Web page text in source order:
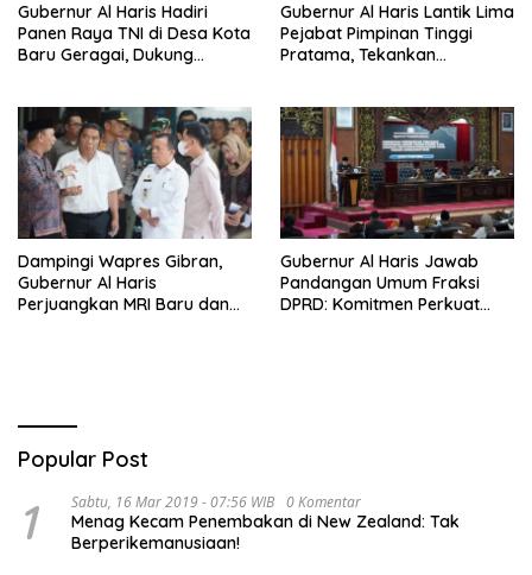
Gubernur Al Haris Hadiri
Panen Raya TNI di Desa Kota
Baru Geragai, Dukung
Gubernur Al Haris Lantik Lima
Pejabat Pimpinan Tinggi
Pratama, Tekankan
Integritas
Dampingi Wapres Gibran,
Gubernur Al Haris
Perjuangkan MRI Baru dan
Gubernur Al Haris Jawab
Pandangan Umum Fraksi
DPRD: Komitmen Perkuat
Popular Post
1 Sabtu, 16 Mar 2019 - 07:56 WIB 0 Komentar
Menag Kecam Penembakan di New Zealand: Tak
Berperikemanusiaan!